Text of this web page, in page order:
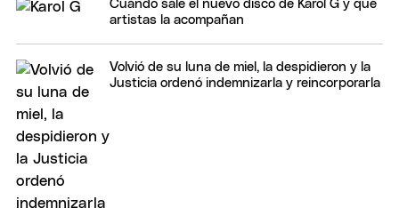
Cuándo sale el nuevo disco de Karol G y qué
artistas la acompañan
Volvió de su luna de miel, la despidieron y la
Justicia ordenó indemnizarla y reincorporarla